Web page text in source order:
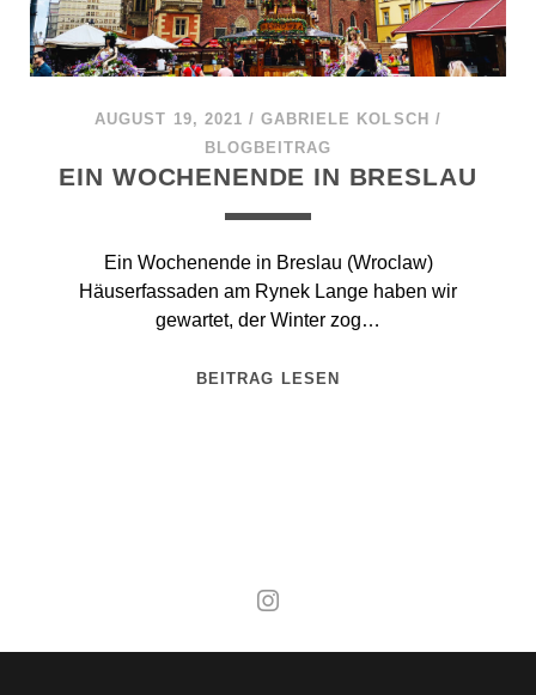
AUGUST 19, 2021 /GABRIELE KOLSCH /
BLOGBEITRAG
EIN WOCHENENDE IN BRESLAU
Ein Wochenende in Breslau (Wroclaw)
Häuserfassaden am Rynek Lange haben wir
gewartet, der Winter zog…
BEITRAG LESEN